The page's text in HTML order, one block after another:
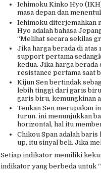
Ichimoku Kinko Hyo
masa depan dan
Ichimoku diterjemahkan
Hyo adalah bahasa
“Melihat secara sekilas
Jika harga berada di
support pertama
kedua. Jika harga berada
resistance pertama saat
Kijun Sen bertindak
lebih tinggi dari garis
garis biru, kemungkinan
Tenkan Sen merupakan
turun, ini menunjukkan
horizontal, hal itu
Chikou Span adalah
up, itu sinyal beli. Jika
Setiap indikator memiliki
indikator yang berbeda untuk